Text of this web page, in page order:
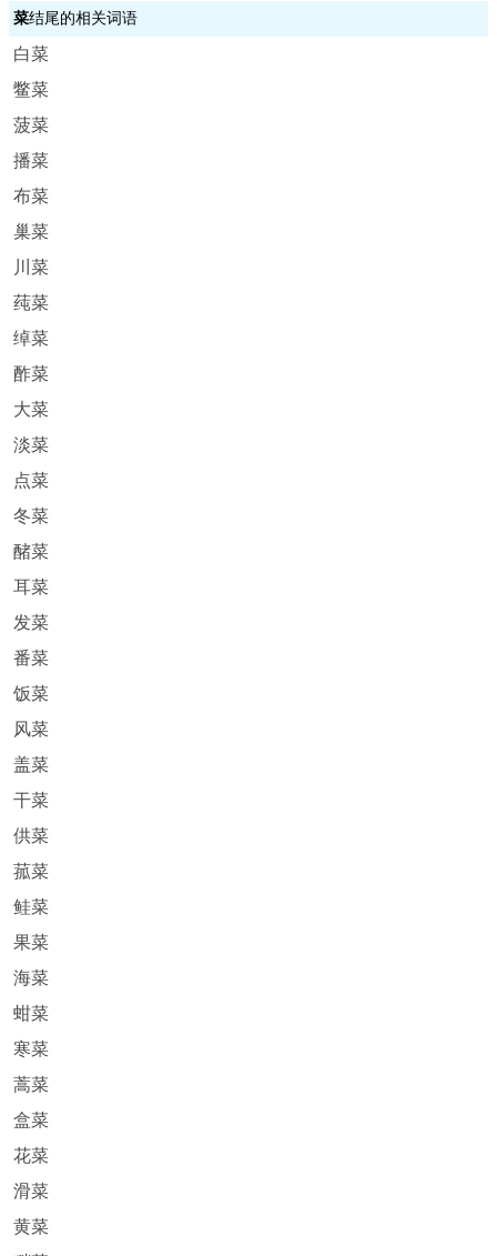
菜结尾的相关词语
白菜
鳖菜
菠菜
播菜
布菜
巢菜
川菜
莼菜
绰菜
酢菜
大菜
淡菜
点菜
冬菜
醏菜
耳菜
发菜
番菜
饭菜
风菜
盖菜
干菜
供菜
菰菜
鲑菜
果菜
海菜
蚶菜
寒菜
蒿菜
盒菜
花菜
滑菜
黄菜